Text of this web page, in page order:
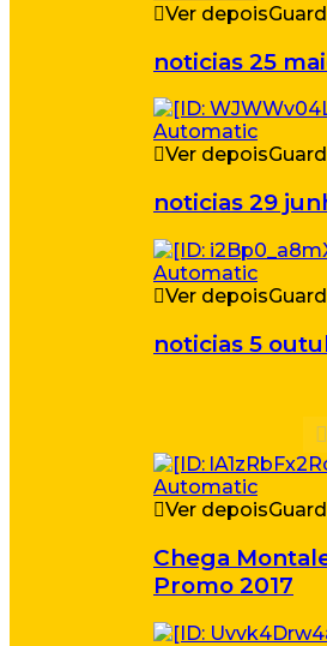
Ver depois
noticias 25
Ver depois
noticias 29
Ver depois
noticias 5
Ver depois
Chega
Promo 2017